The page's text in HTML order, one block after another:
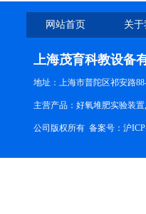
网站首页 关
上海茂育科教设备
地址：上海市普陀区祁安路
主营产品：好氧堆肥实验装
公司版权所有 备案号： 沪